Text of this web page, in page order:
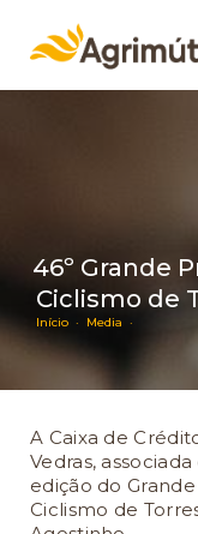
46º Grande
Ciclismo de
Início · Media ·
A Caixa de
Vedras,
edição do
Ciclismo de